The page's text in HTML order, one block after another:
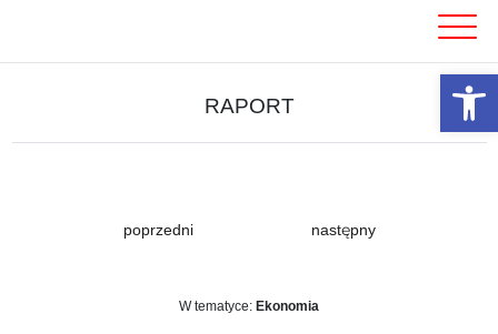
RAPORT
poprzedni następny
W tematyce: Ekonomia